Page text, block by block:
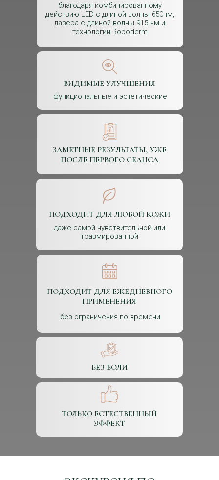
благодаря комбинированному
действию LED с длиной волны 650нм,
лазера с длиной волны 915 нм и
технологии Roboderm
функциональные и эстетические
даже самой чувствительной или
травмированной
без ограничения по времени
ПОДХОДИТ ДЛЯ ЛЮБОЙ КОЖИ
ПОДХОДИТ ДЛЯ ЕЖЕДНЕВНОГО
ПРИМЕНЕНИЯ
ТОЛЬКО ЕСТЕСТВЕННЫЙ
ЭФФЕКТ
БЕЗ БОЛИ
ЗАМЕТНЫЕ РЕЗУЛЬТАТЫ, УЖЕ
ПОСЛЕ ПЕРВОГО СЕАНСА
ВИДИМЫЕ УЛУЧШЕНИЯ